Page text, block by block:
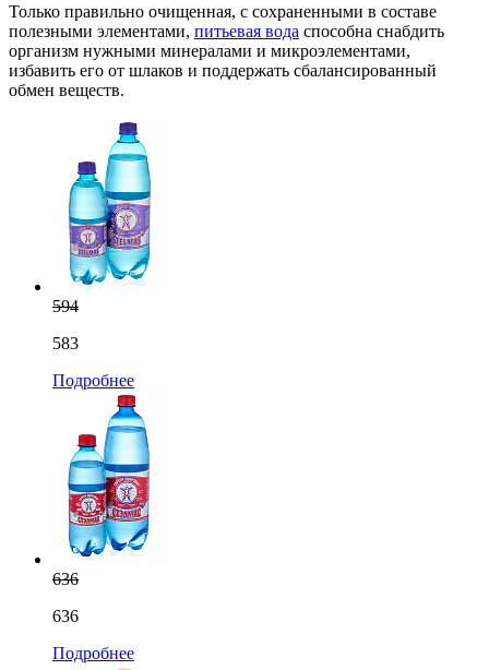
Только правильно очищенная, с сохраненными в составе
полезными элементами, питьевая вода способна снабдить
организм нужными минералами и микроэлементами,
избавить его от шлаков и поддержать сбалансированный
обмен веществ.
594
583
Подробнее
636
636
Подробнее